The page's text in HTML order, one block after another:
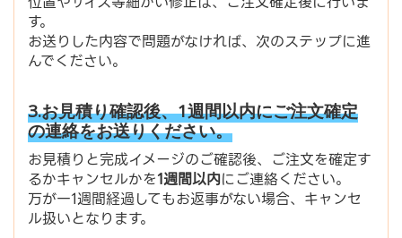
す。
お送りした内容で問題がなければ、次のステップに進
んでください。
3.お見積り確認後、1週間以内にご注文確定
の連絡をお送りください。
お見積りと完成イメージのご確認後、ご注文を確定す
るかキャンセルかを1週間以内にご連絡ください。
万が一1週間経過してもお返事がない場合、キャンセ
ル扱いとなります。